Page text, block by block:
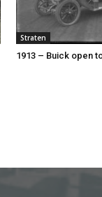
Straten
1913 – Buick open